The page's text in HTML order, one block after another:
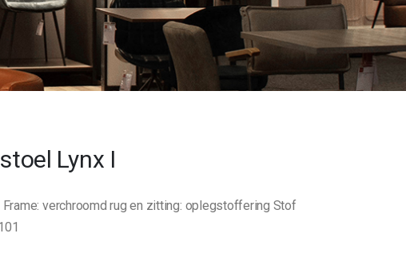
Lynx I
verchroomd rug en zitting: oplegstoffering Stof